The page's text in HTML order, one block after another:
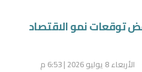
توقعات نمو الاقتصاد
الأربعاء 8 يوليو 2026 | 6:53 م